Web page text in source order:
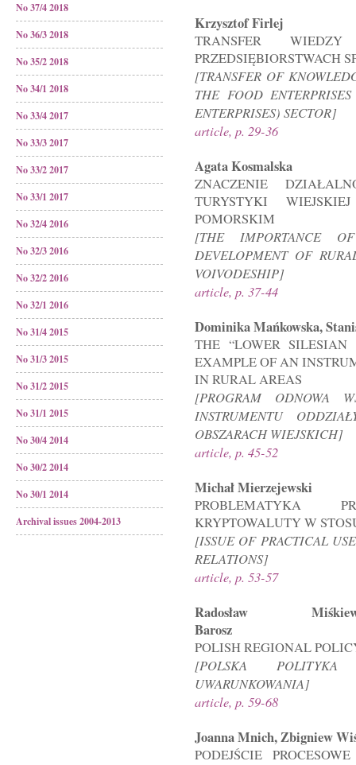
No 37/4 2018
No 36/3 2018
No 35/2 2018
No 34/1 2018
No 33/4 2017
No 33/3 2017
No 33/2 2017
No 33/1 2017
No 32/4 2016
No 32/3 2016
No 32/2 2016
No 32/1 2016
No 31/4 2015
No 31/3 2015
No 31/2 2015
No 31/1 2015
No 30/4 2014
No 30/2 2014
No 30/1 2014
Archival issues 2004-2013
Krzysztof Firlej
TRANSFER
PRZEDSIĘBIORSTWACH
[TRANSFER OF
THE FOOD
ENTERPRISES) SECTOR]
article, p. 29-36
Agata Kosmalska
ZNACZENIE
TURYSTYKI
POMORSKIM
[THE IMPORTANCE
DEVELOPMENT OF
VOIVODESHIP]
article, p. 37-44
Dominika Mańkowska,
THE “LOWER
EXAMPLE OF AN
IN RURAL AREAS
[PROGRAM ODNOWA
INSTRUMENTU
OBSZARACH WIEJSKICH]
article, p. 45-52
Michał Mierzejewski
PROBLEMATYKA
KRYPTOWALUTY W
[ISSUE OF PRACTICAL
RELATIONS]
article, p. 53-57
Radosław
Barosz
POLISH REGIONAL
[POLSKA POLITYKA
UWARUNKOWANIA]
article, p. 59-68
Joanna Mnich, Zbigniew
PODEJŚCIE